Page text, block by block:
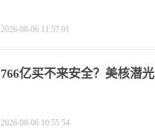
2026-08-06 11:57:01
766亿买不来安全？美核潜
2026-08-06 10:55:54